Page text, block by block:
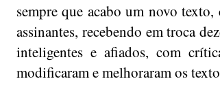
sempre que acabo um novo
assinantes, recebendo em troca
inteligentes e afiados, com
modificaram e melhoraram os